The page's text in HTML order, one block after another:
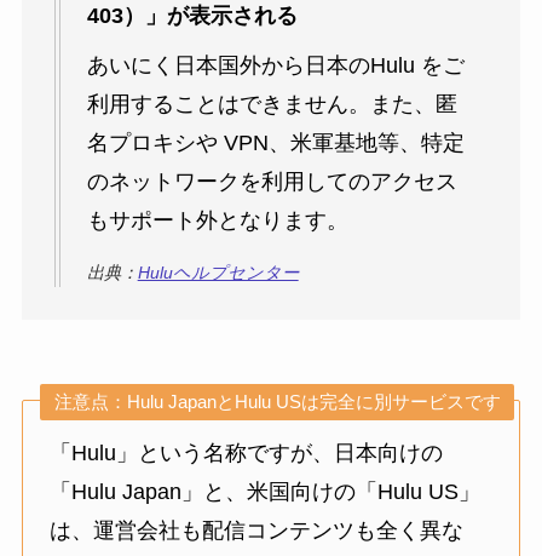
403）」が表示される
あいにく日本国外から日本のHulu をご
利用することはできません。また、匿
名プロキシや VPN、米軍基地等、特定
のネットワークを利用してのアクセス
もサポート外となります。
出典： Huluヘルプセンター
注意点：Hulu JapanとHulu USは完全に別サービスです
「Hulu」という名称ですが、日本向けの
「Hulu Japan」と、米国向けの「Hulu US」
は、運営会社も配信コンテンツも全く異な